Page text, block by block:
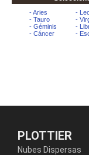
PLOTTIER
Nubes Dispersas